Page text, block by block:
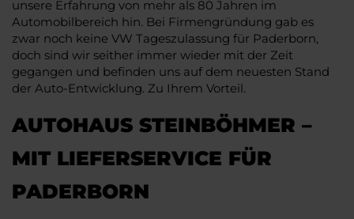
unsere Erfahrung von mehr als 80 Jahren im
Automobilbereich hin. Bei Firmengründung gab es
zwar noch keine VW Tageszulassung für Paderborn,
doch sind wir seither immer wieder mit der Zeit
gegangen und befinden uns auf dem neuesten Stand
der Auto-Entwicklung. Zu Ihrem Vorteil.
AUTOHAUS STEINBÖHMER –
MIT LIEFERSERVICE FÜR
PADERBORN